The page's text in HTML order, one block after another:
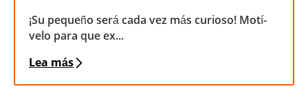
¡Su pequeño será cada vez más curioso! Motí­
velo para que ex...
Lea más